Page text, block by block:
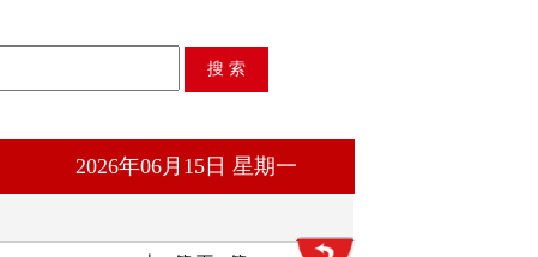
2026年06月15日 星期一